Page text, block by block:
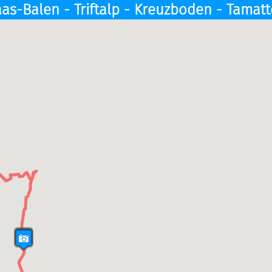
Balen - Triftalp - Kreuzboden -